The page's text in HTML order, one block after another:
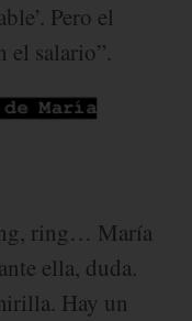
Pero el
el salario”.
ring… María
ella, duda.
Hay un